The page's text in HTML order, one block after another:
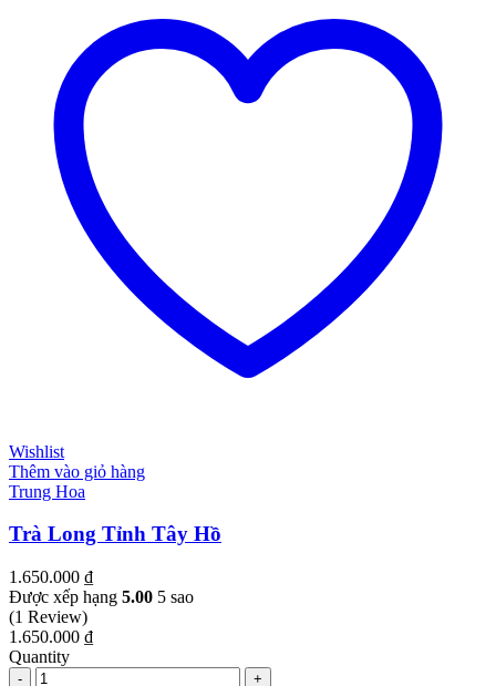
Wishlist
Thêm vào giỏ hàng
Trung Hoa
Trà Long Tỉnh Tây Hồ
1.650.000 ₫
Được xếp hạng 5.00 5 sao
(1 Review)
1.650.000 ₫
Quantity
Quantity